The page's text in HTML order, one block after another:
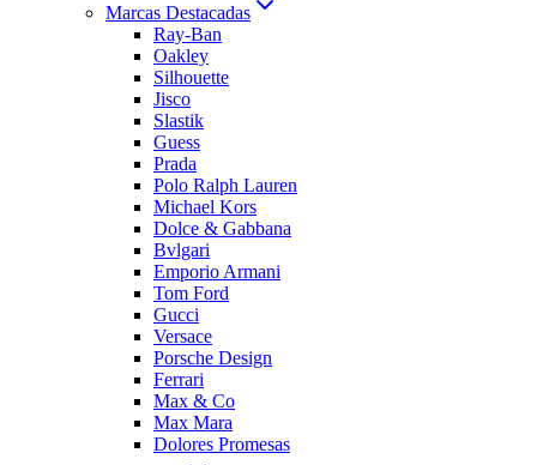
Marcas Destacadas
Ray-Ban
Oakley
Silhouette
Jisco
Slastik
Guess
Prada
Polo Ralph Lauren
Michael Kors
Dolce & Gabbana
Bvlgari
Emporio Armani
Tom Ford
Gucci
Versace
Porsche Design
Ferrari
Max & Co
Max Mara
Dolores Promesas